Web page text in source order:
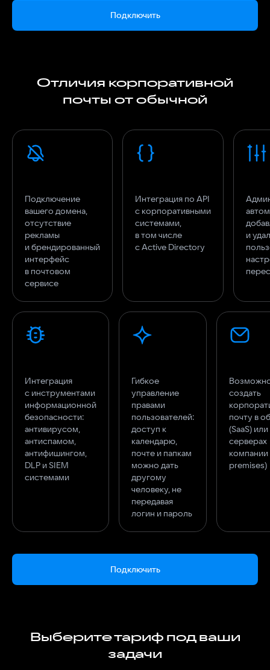
Подключить
Отличия корпоративной
почты от обычной
Подключение
вашего домена,
отсутствие
рекламы
и брендированный
интерфейс
в почтовом
сервисе
Интеграция по API
с корпоративными
системами,
в том числе
с Active Directory
и
Интеграция
с инструментами
информационной
безопасности:
антивирусом,
антиспамом,
антифишингом,
DLP и SIEM
системами
Гибкое
управление
правами
пользователей:
доступ к
календарю,
почте и папкам
можно дать
другому
человеку, не
передавая
логин и пароль
создать
почту в
(SaaS)
серверах
компании
premises)
Подключить
Выберите тариф под ваши
задачи